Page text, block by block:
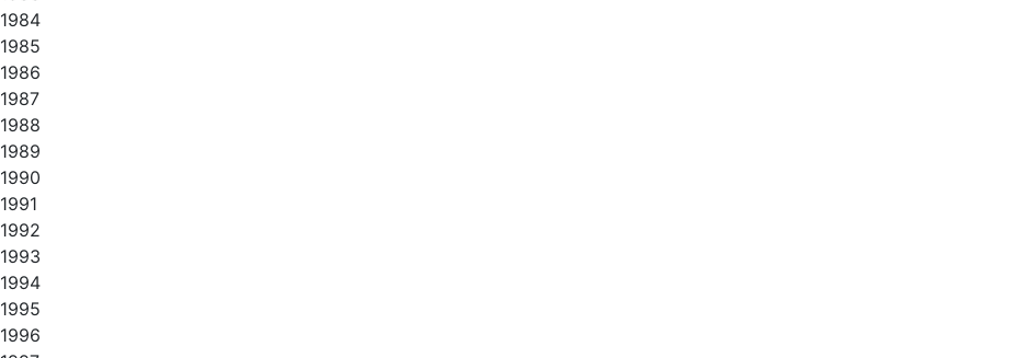
1984
1985
1986
1987
1988
1989
1990
1991
1992
1993
1994
1995
1996